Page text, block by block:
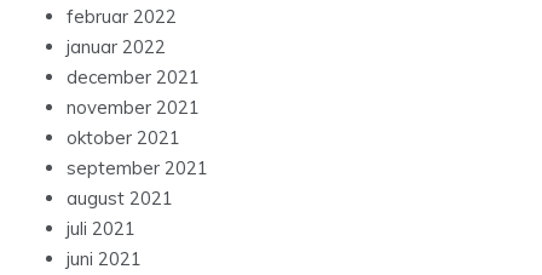
februar 2022
januar 2022
december 2021
november 2021
oktober 2021
september 2021
august 2021
juli 2021
juni 2021